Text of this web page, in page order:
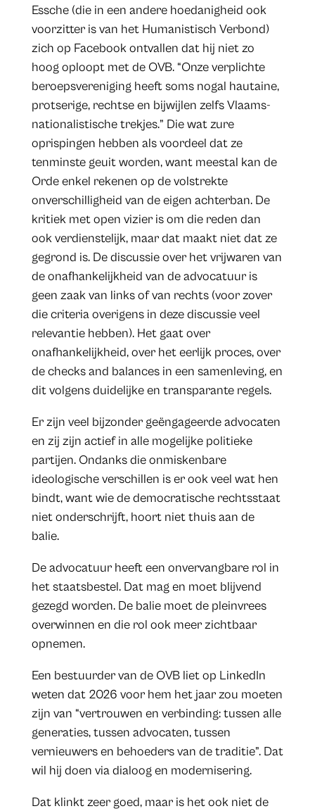
Essche (die in een andere hoedanigheid ook
voorzitter is van het Humanistisch Verbond)
zich op Facebook ontvallen dat hij niet zo
hoog oploopt met de OVB. “Onze verplichte
beroepsvereniging heeft soms nogal hautaine,
protserige, rechtse en bijwijlen zelfs Vlaams-
nationalistische trekjes.” Die wat zure
oprispingen hebben als voordeel dat ze
tenminste geuit worden, want meestal kan de
Orde enkel rekenen op de volstrekte
onverschilligheid van de eigen achterban. De
kritiek met open vizier is om die reden dan
ook verdienstelijk, maar dat maakt niet dat ze
gegrond is. De discussie over het vrijwaren van
de onafhankelijkheid van de advocatuur is
geen zaak van links of van rechts (voor zover
die criteria overigens in deze discussie veel
relevantie hebben). Het gaat over
onafhankelijkheid, over het eerlijk proces, over
de checks and balances in een samenleving, en
dit volgens duidelijke en transparante regels.
Er zijn veel bijzonder geëngageerde advocaten
en zij zijn actief in alle mogelijke politieke
partijen. Ondanks die onmiskenbare
ideologische verschillen is er ook veel wat hen
bindt, want wie de democratische rechtsstaat
niet onderschrijft, hoort niet thuis aan de
balie.
De advocatuur heeft een onvervangbare rol in
het staatsbestel. Dat mag en moet blijvend
gezegd worden. De balie moet de pleinvrees
overwinnen en die rol ook meer zichtbaar
opnemen.
Een bestuurder van de OVB liet op LinkedIn
weten dat 2026 voor hem het jaar zou moeten
zijn van “vertrouwen en verbinding: tussen alle
generaties, tussen advocaten, tussen
vernieuwers en behoeders van de traditie”. Dat
wil hij doen via dialoog en modernisering.
Dat klinkt zeer goed, maar is het ook niet de